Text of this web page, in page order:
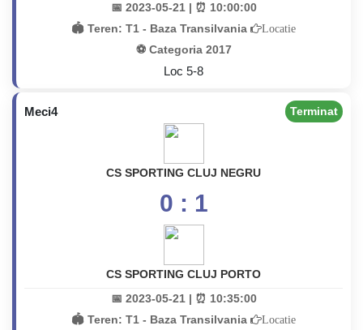
📅 2023-05-21 | ⏰ 10:00:00
🏟️ Teren: T1 - Baza Transilvania Locatie
⚽ Categoria 2017
Loc 5-8
Meci4 Terminat
CS SPORTING CLUJ NEGRU
0 : 1
CS SPORTING CLUJ PORTO
📅 2023-05-21 | ⏰ 10:35:00
🏟️ Teren: T1 - Baza Transilvania Locatie